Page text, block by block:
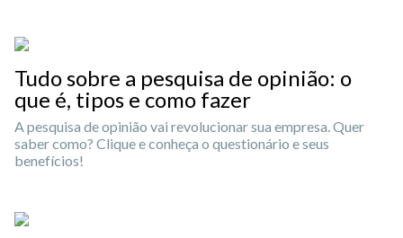
Tudo sobre a pesquisa de opinião: o
que é, tipos e como fazer
A pesquisa de opinião vai revolucionar sua empresa. Quer
saber como? Clique e conheça o questionário e seus
benefícios!